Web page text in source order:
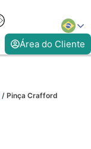
Área do Cliente
/ Pinça Crafford